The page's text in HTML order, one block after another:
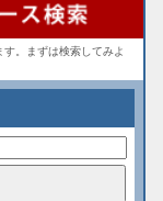
。まずは検索してみよ